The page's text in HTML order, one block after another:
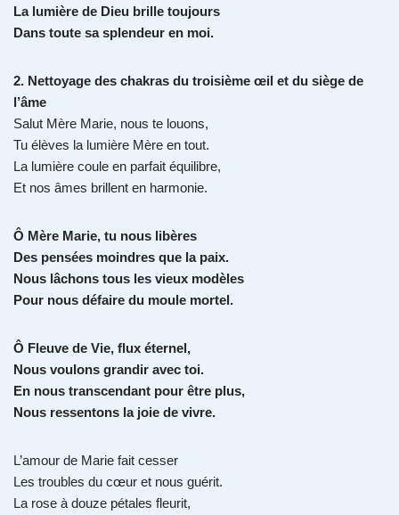
La lumière de Dieu brille toujours
Dans toute sa splendeur en moi.
2. Nettoyage des chakras du troisième œil et du siège de
l’âme
Salut Mère Marie, nous te louons,
Tu élèves la lumière Mère en tout.
La lumière coule en parfait équilibre,
Et nos âmes brillent en harmonie.
Ô Mère Marie, tu nous libères
Des pensées moindres que la paix.
Nous lâchons tous les vieux modèles
Pour nous défaire du moule mortel.
Ô Fleuve de Vie, flux éternel,
Nous voulons grandir avec toi.
En nous transcendant pour être plus,
Nous ressentons la joie de vivre.
L’amour de Marie fait cesser
Les troubles du cœur et nous guérit.
La rose à douze pétales fleurit,